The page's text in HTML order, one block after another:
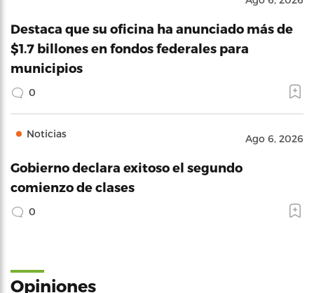
Destaca que su oficina ha anunciado más de
$1.7 billones en fondos federales para
municipios
0
Noticias Ago 6, 2026
Gobierno declara exitoso el segundo
comienzo de clases
0
Opiniones